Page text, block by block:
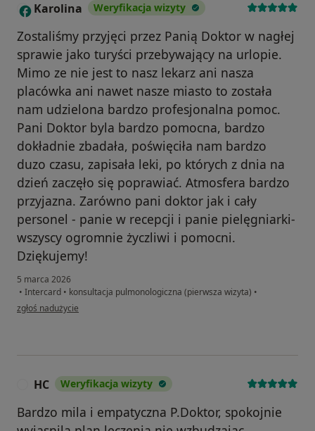
K Karolina Weryfikacja wizyty
Zostaliśmy przyjęci przez Panią Doktor w nagłej
sprawie jako turyści przebywający na urlopie.
Mimo ze nie jest to nasz lekarz ani nasza
placówka ani nawet nasze miasto to została
nam udzielona bardzo profesjonalna pomoc.
Pani Doktor byla bardzo pomocna, bardzo
dokładnie zbadała, poświęciła nam bardzo
duzo czasu, zapisała leki, po których z dnia na
dzień zaczęło się poprawiać. Atmosfera bardzo
przyjazna. Zarówno pani doktor jak i cały
personel - panie w recepcji i panie pielęgniarki-
wszyscy ogromnie życzliwi i pomocni.
Dziękujemy!
5 marca 2026
• Intercard • konsultacja pulmonologiczna (pierwsza wizyta) •
w opinii użytkownika Karolina
zgłoś nadużycie
HC Weryfikacja wizyty
Bardzo mila i empatyczna P.Doktor, spokojnie